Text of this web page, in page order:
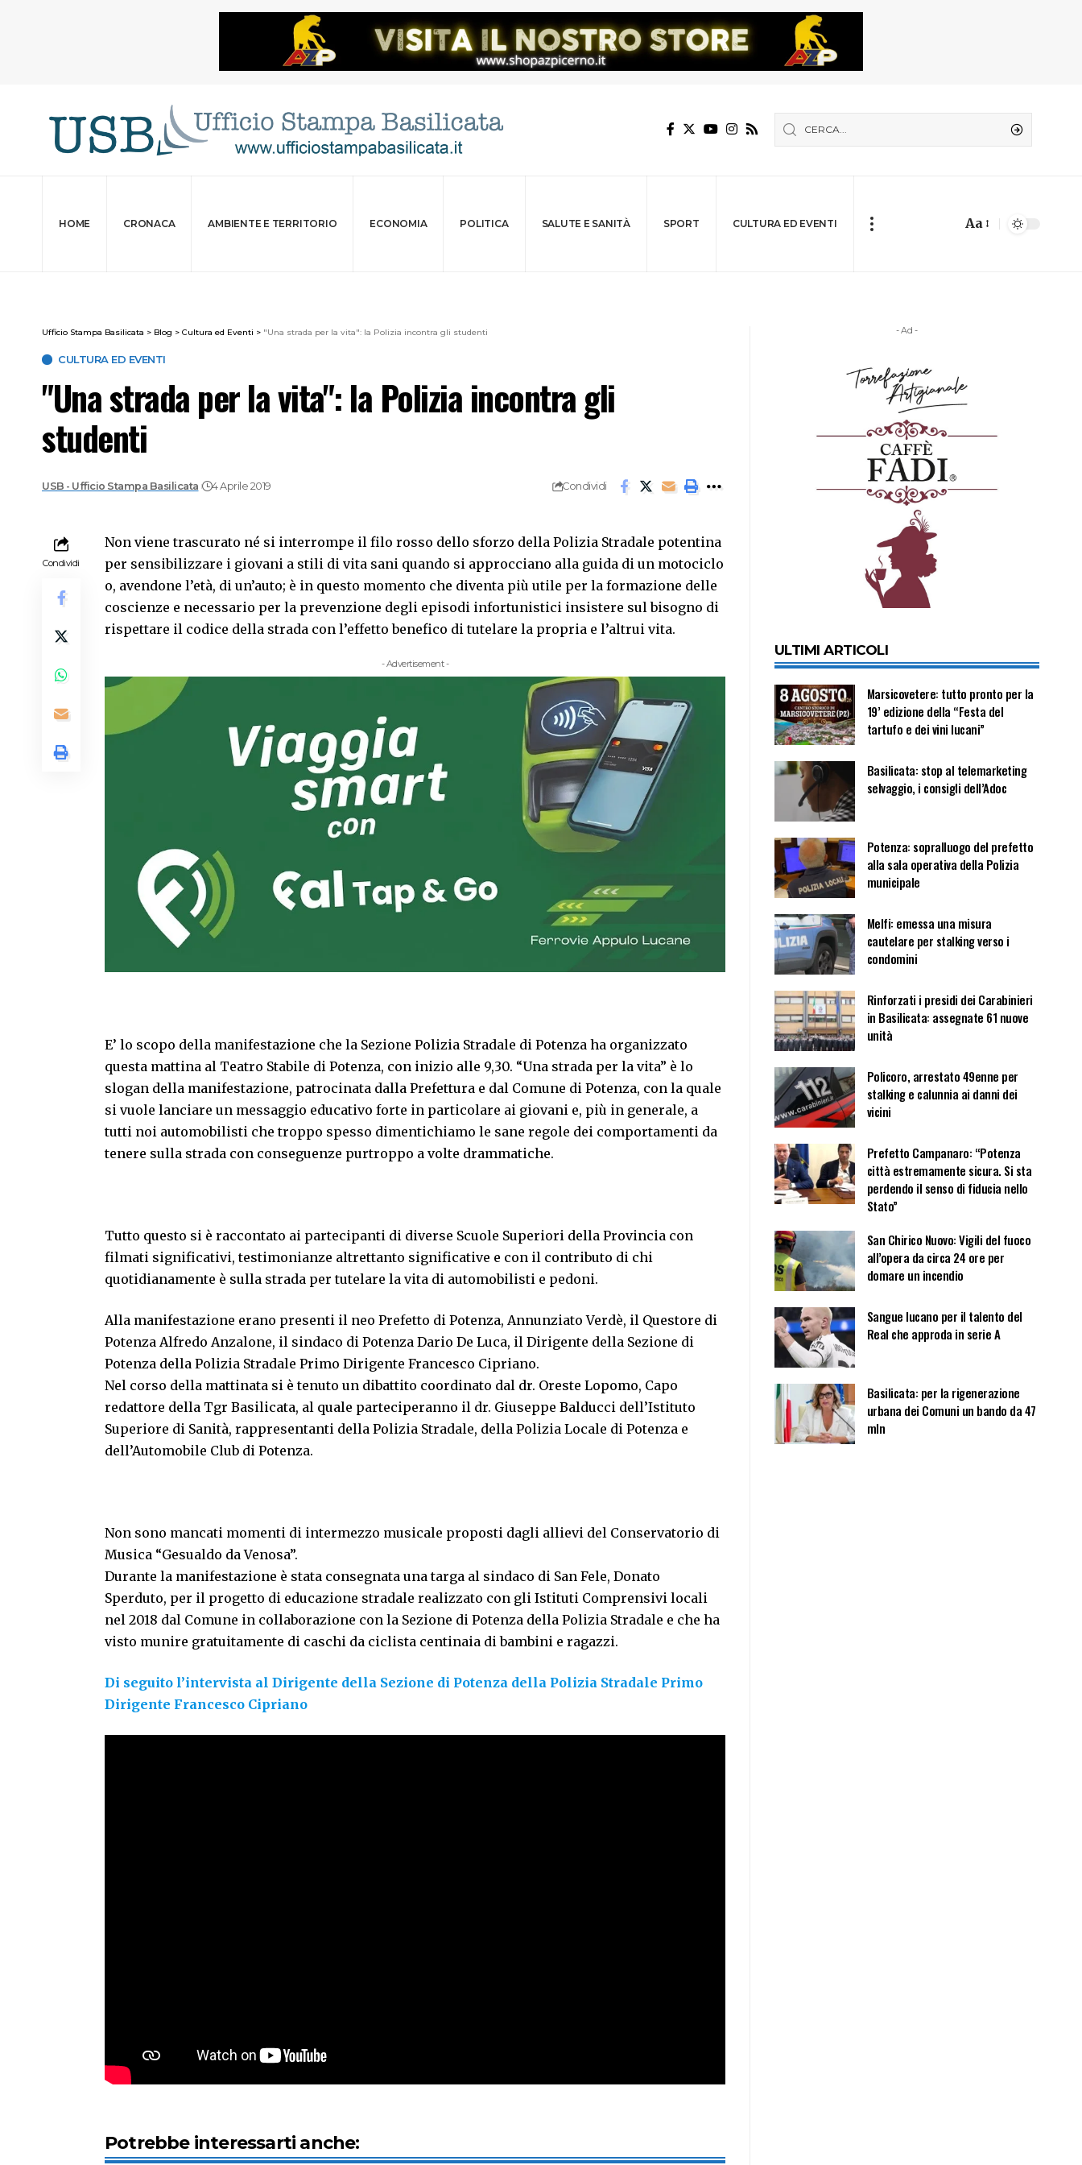
HOME CRONACA AMBIENTE E TERRITORIO ECONOMIA POLITICA SALUTE E SANITÀ SPORT CULTURA ED EVENTI Aa
Ufficio Stampa Basilicata > Blog > Cultura ed Eventi > "Una strada per la vita": la Polizia incontra gli studenti
CULTURA ED EVENTI
"Una strada per la vita": la Polizia incontra gli
studenti
USB - Ufficio Stampa Basilicata 4 Aprile 2019 Condividi
Condividi
Non viene trascurato né si interrompe il filo rosso dello sforzo della Polizia Stradale potentina
per sensibilizzare i giovani a stili di vita sani quando si approcciano alla guida di un motociclo
o, avendone l’età, di un’auto; è in questo momento che diventa più utile per la formazione delle
coscienze e necessario per la prevenzione degli episodi infortunistici insistere sul bisogno di
rispettare il codice della strada con l’effetto benefico di tutelare la propria e l’altrui vita.
- Advertisement -
E’ lo scopo della manifestazione che la Sezione Polizia Stradale di Potenza ha organizzato
questa mattina al Teatro Stabile di Potenza, con inizio alle 9,30. “Una strada per la vita” è lo
slogan della manifestazione, patrocinata dalla Prefettura e dal Comune di Potenza, con la quale
si vuole lanciare un messaggio educativo forte in particolare ai giovani e, più in generale, a
tutti noi automobilisti che troppo spesso dimentichiamo le sane regole dei comportamenti da
tenere sulla strada con conseguenze purtroppo a volte drammatiche.
Tutto questo si è raccontato ai partecipanti di diverse Scuole Superiori della Provincia con
filmati significativi, testimonianze altrettanto significative e con il contributo di chi
quotidianamente è sulla strada per tutelare la vita di automobilisti e pedoni.
Alla manifestazione erano presenti il neo Prefetto di Potenza, Annunziato Verdè, il Questore di
Potenza Alfredo Anzalone, il sindaco di Potenza Dario De Luca, il Dirigente della Sezione di
Potenza della Polizia Stradale Primo Dirigente Francesco Cipriano.
Nel corso della mattinata si è tenuto un dibattito coordinato dal dr. Oreste Lopomo, Capo
redattore della Tgr Basilicata, al quale parteciperanno il dr. Giuseppe Balducci dell’Istituto
Superiore di Sanità, rappresentanti della Polizia Stradale, della Polizia Locale di Potenza e
dell’Automobile Club di Potenza.
Non sono mancati momenti di intermezzo musicale proposti dagli allievi del Conservatorio di
Musica “Gesualdo da Venosa”.
Durante la manifestazione è stata consegnata una targa al sindaco di San Fele, Donato
Sperduto, per il progetto di educazione stradale realizzato con gli Istituti Comprensivi locali
nel 2018 dal Comune in collaborazione con la Sezione di Potenza della Polizia Stradale e che ha
visto munire gratuitamente di caschi da ciclista centinaia di bambini e ragazzi.
Di seguito l’intervista al Dirigente della Sezione di Potenza della Polizia Stradale Primo
Dirigente Francesco Cipriano
Potrebbe interessarti anche:
- Ad -
ULTIMI ARTICOLI
Marsicovetere: tutto pronto per la
19’ edizione della “Festa del
tartufo e dei vini lucani”
Basilicata: stop al telemarketing
selvaggio, i consigli dell’Adoc
Potenza: sopralluogo del prefetto
alla sala operativa della Polizia
municipale
Melfi: emessa una misura
cautelare per stalking verso i
condomini
Rinforzati i presidi dei Carabinieri
in Basilicata: assegnate 61 nuove
unità
Policoro, arrestato 49enne per
stalking e calunnia ai danni dei
vicini
Prefetto Campanaro: “Potenza
città estremamente sicura. Si sta
perdendo il senso di fiducia nello
Stato”
San Chirico Nuovo: Vigili del fuoco
all’opera da circa 24 ore per
domare un incendio
Sangue lucano per il talento del
Real che approda in serie A
Basilicata: per la rigenerazione
urbana dei Comuni un bando da 47
mln